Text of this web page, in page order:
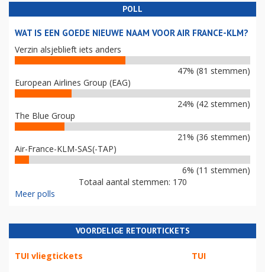
POLL
WAT IS EEN GOEDE NIEUWE NAAM VOOR AIR FRANCE-KLM?
Verzin alsjeblieft iets anders
47% (81 stemmen)
European Airlines Group (EAG)
24% (42 stemmen)
The Blue Group
21% (36 stemmen)
Air-France-KLM-SAS(-TAP)
6% (11 stemmen)
Totaal aantal stemmen: 170
Meer polls
VOORDELIGE RETOURTICKETS
TUI vliegtickets TUI